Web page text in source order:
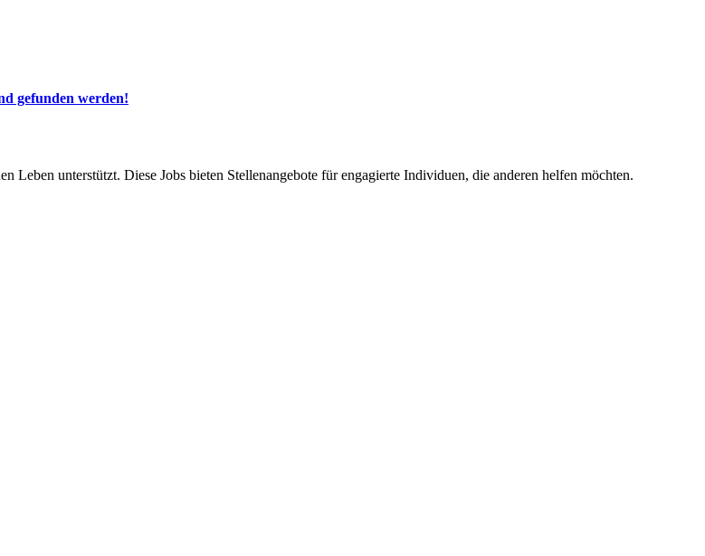
gefunden werden!
unterstützt. Diese Jobs bieten Stellenangebote für engagierte Individuen, die anderen helfen möchten.